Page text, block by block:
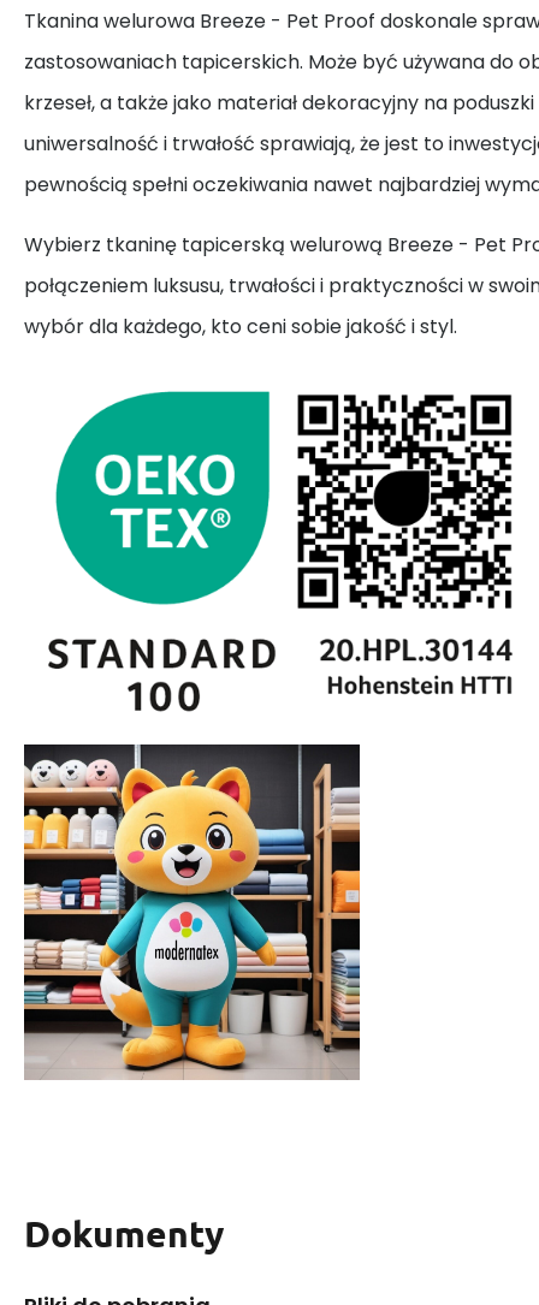
Tkanina welurowa Breeze - Pet Proof doskonale
zastosowaniach tapicerskich. Może być używana do
krzeseł, a także jako materiał dekoracyjny na poduszki
uniwersalność i trwałość sprawiają, że jest to
pewnością spełni oczekiwania nawet najbardziej
Wybierz tkaninę tapicerską welurową Breeze - Pet
połączeniem luksusu, trwałości i praktyczności w
wybór dla każdego, kto ceni sobie jakość i styl.
Dokumenty